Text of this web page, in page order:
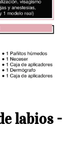
labios -